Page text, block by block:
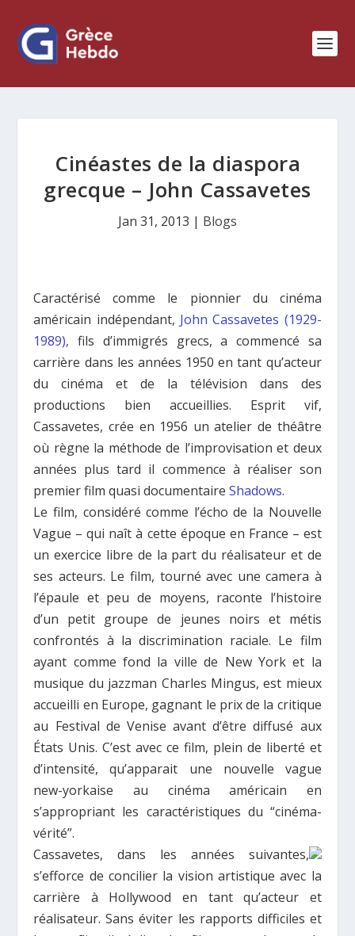
Cinéastes de la diaspora
grecque – John Cassavetes
Jan 31, 2013 | Blogs
Caractérisé comme le pionnier du cinéma
américain indépendant, John Cassavetes (1929-
1989), fils d’immigrés grecs, a commencé sa
carrière dans les années 1950 en tant qu’acteur
du cinéma et de la télévision dans des
productions bien accueillies. Esprit vif,
Cassavetes, crée en 1956 un atelier de théâtre
où règne la méthode de l’improvisation et deux
années plus tard il commence à réaliser son
premier film quasi documentaireShadows.
Le film, considéré comme l’écho de la Nouvelle
Vague – qui naît à cette époque en France – est
un exercice libre de la part du réalisateur et de
ses acteurs. Le film, tourné avec une camera à
l’épaule et peu de moyens, raconte l’histoire
d’un petit groupe de jeunes noirs et métis
confrontés à la discrimination raciale. Le film
ayant comme fond la ville de New York et la
musique du jazzman Charles Mingus, est mieux
accueilli en Europe, gagnant le prix de la critique
au Festival de Venise avant d’être diffusé aux
États Unis. C’est avec ce film, plein de liberté et
d’intensité, qu’apparait une nouvelle vague
new-yorkaise au cinéma américain en
s’appropriant les caractéristiques du “cinéma-
vérité”.
Cassavetes, dans les années suivantes,
s’efforce de concilier la vision artistique avec la
carrière à Hollywood en tant qu’acteur et
réalisateur. Sans éviter les rapports difficiles et